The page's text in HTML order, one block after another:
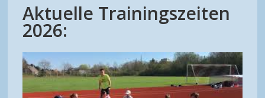
Aktuelle Trainingszeiten
2026: